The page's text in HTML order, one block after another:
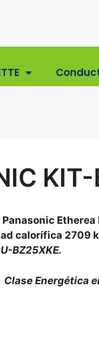
calorífica 2709
BZ25XKE.
Clase Energética